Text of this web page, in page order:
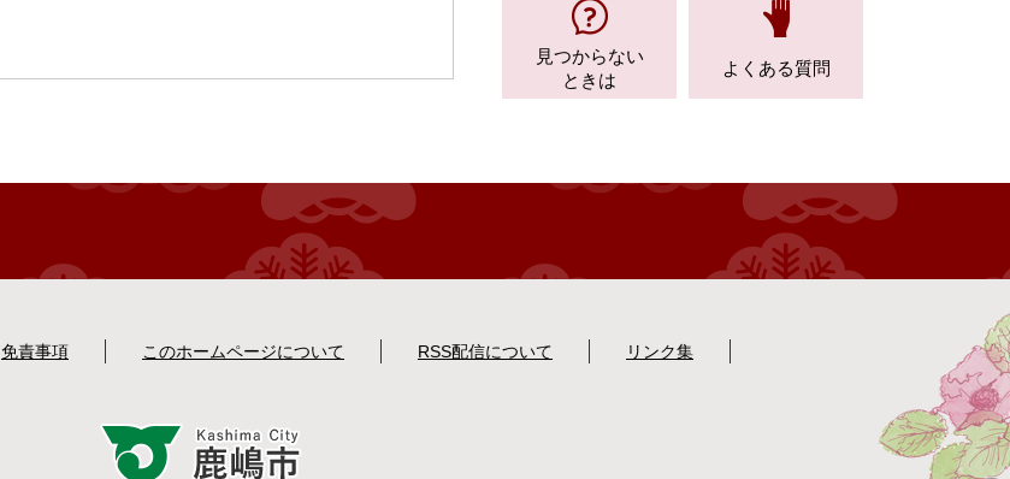
見つからない
ときは
よくある質問
免責事項 このホームページについて RSS配信について リンク集